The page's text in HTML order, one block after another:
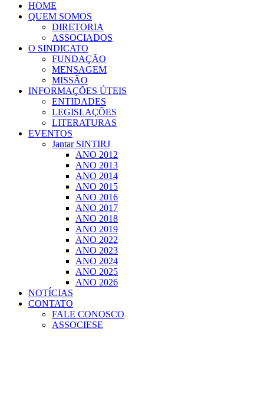
HOME
QUEM SOMOS
DIRETORIA
ASSOCIADOS
O SINDICATO
FUNDAÇÃO
MENSAGEM
MISSÃO
INFORMAÇÕES ÚTEIS
ENTIDADES
LEGISLAÇÕES
LITERATURAS
EVENTOS
Jantar SINTIRJ
ANO 2012
ANO 2013
ANO 2014
ANO 2015
ANO 2016
ANO 2017
ANO 2018
ANO 2019
ANO 2022
ANO 2023
ANO 2024
ANO 2025
ANO 2026
NOTÍCIAS
CONTATO
FALE CONOSCO
ASSOCIESE